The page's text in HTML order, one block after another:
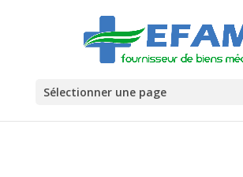
Sélectionner une page